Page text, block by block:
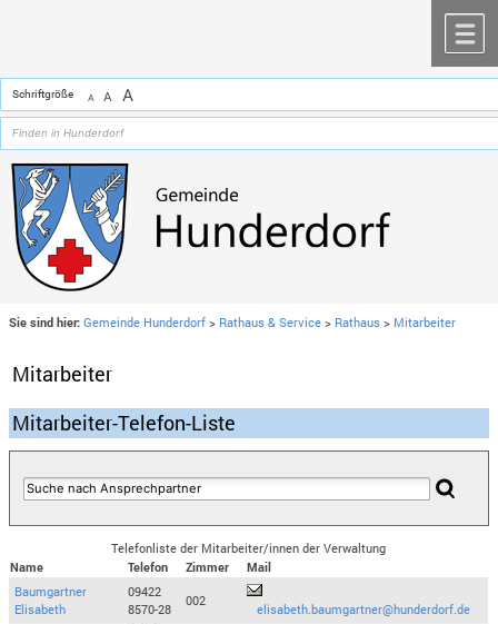
Schriftgröße A A A
Sie sind hier: Gemeinde Hunderdorf > Rathaus & Service > Rathaus > Mitarbeiter
Mitarbeiter
Mitarbeiter-Telefon-Liste
Telefonliste der Mitarbeiter/innen der Verwaltung
Name
Telefon Zimmer
Mail
Baumgartner
Elisabeth
09422
8570-28
002
elisabeth.baumgartner@hunderdorf.de